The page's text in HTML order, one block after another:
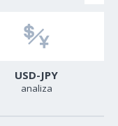
USD-JPY
analiza